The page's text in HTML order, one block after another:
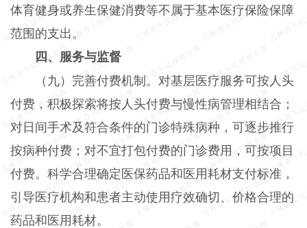
体育健身或养生保健消费等不属于基本医疗保险保障
范围的支出。
四、服务与监督
（九）完善付费机制。对基层医疗服务可按人头
付费，积极探索将按人头付费与慢性病管理相结合；
对日间手术及符合条件的门诊特殊病种，可逐步推行
按病种付费；对不宜打包付费的门诊费用，可按项目
付费。科学合理确定医保药品和医用耗材支付标准，
引导医疗机构和患者主动使用疗效确切、价格合理的
药品和医用耗材。